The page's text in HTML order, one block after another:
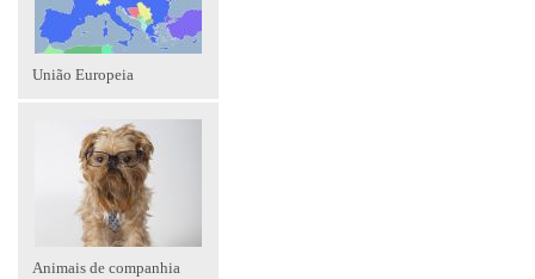
União Europeia
Animais de companhia